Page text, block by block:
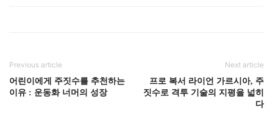
Previous article
어린이에게 주짓수를 추천하는
이유 : 운동화 너머의 성장
Next article
프로 복서 라이언 가르시아, 주
짓수로 격투 기술의 지평을 넓히
다